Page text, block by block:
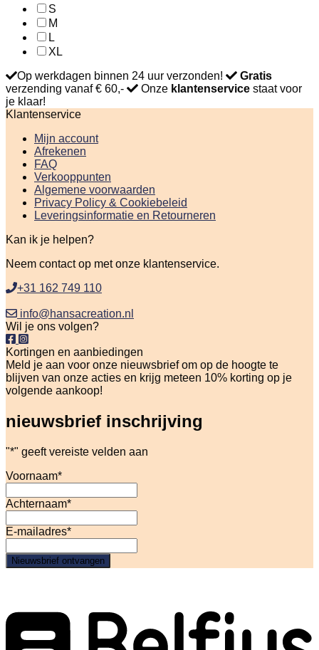
S
M
L
XL
Op werkdagen binnen 24 uur verzonden!
Gratis
verzending vanaf € 60,-
Onze klantenservice staat voor
je klaar!
Klantenservice
Mijn account
Afrekenen
FAQ
Verkooppunten
Algemene voorwaarden
Privacy Policy & Cookiebeleid
Leveringsinformatie en Retourneren
Kan ik je helpen?
Neem contact op met onze klantenservice.
+31 162 749 110
info@hansacreation.nl
Wil je ons volgen?
Kortingen en aanbiedingen
Meld je aan voor onze nieuwsbrief om op de hoogte te
blijven van onze acties en krijg meteen 10% korting op je
volgende aankoop!
nieuwsbrief inschrijving
"*" geeft vereiste velden aan
Voornaam*
Achternaam*
E-mailadres*
Nieuwsbrief ontvangen